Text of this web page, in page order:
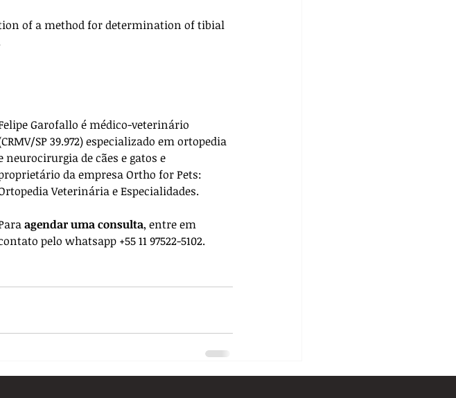
of a method for determination of tibial
Garofallo é médico-veterinário
SP 39.972) especializado em ortopedia
neurocirurgia de cães e gatos e
da empresa Ortho for Pets:
Veterinária e Especialidades.
agendar uma consulta, entre em
pelo whatsapp +55 11 97522-5102.